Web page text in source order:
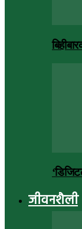
जीवनशैली